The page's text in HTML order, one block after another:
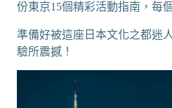
份東京15個精彩活動指南，每
準備好被這座日本文化之都迷
驗所震撼！